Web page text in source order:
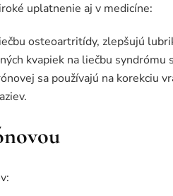
uplatnenie aj v medicíne:
osteoartritídy, zlepšujú
kvapiek na liečbu syndrómu
sa používajú na korekciu